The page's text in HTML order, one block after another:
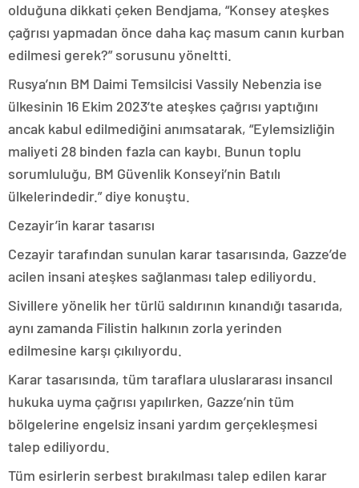
olduğuna dikkati çeken Bendjama, “Konsey ateşkes
çağrısı yapmadan önce daha kaç masum canın kurban
edilmesi gerek?” sorusunu yöneltti.
Rusya’nın BM Daimi Temsilcisi Vassily Nebenzia ise
ülkesinin 16 Ekim 2023’te ateşkes çağrısı yaptığını
ancak kabul edilmediğini anımsatarak, “Eylemsizliğin
maliyeti 28 binden fazla can kaybı. Bunun toplu
sorumluluğu, BM Güvenlik Konseyi’nin Batılı
ülkelerindedir.” diye konuştu.
Cezayir’in karar tasarısı
Cezayir tarafından sunulan karar tasarısında, Gazze’de
acilen insani ateşkes sağlanması talep ediliyordu.
Sivillere yönelik her türlü saldırının kınandığı tasarıda,
aynı zamanda Filistin halkının zorla yerinden
edilmesine karşı çıkılıyordu.
Karar tasarısında, tüm taraflara uluslararası insancıl
hukuka uyma çağrısı yapılırken, Gazze’nin tüm
bölgelerine engelsiz insani yardım gerçekleşmesi
talep ediliyordu.
Tüm esirlerin serbest bırakılması talep edilen karar